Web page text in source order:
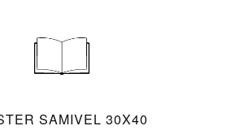
SAMIVEL 30X40